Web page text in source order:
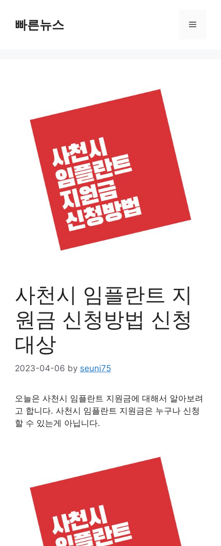
content빠른뉴스 Menu
사천시 임플란트 지
원금 신청방법 신청
대상
2023-04-06 by seuni75
오늘은 사천시 임플란트 지원금에 대해서 알아보려
고 합니다. 사천시 임플란트 지원금은 누구나 신청
할 수 있는게 아닙니다.